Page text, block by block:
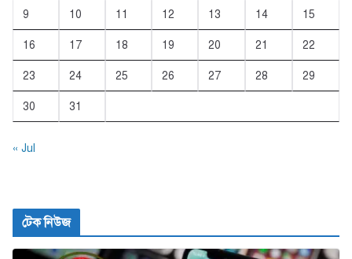
9 10 11 12 13 14 15
16 17 18 19 20 21 22
23 24 25 26 27 28 29
30 31
« Jul
টেক নিউজ